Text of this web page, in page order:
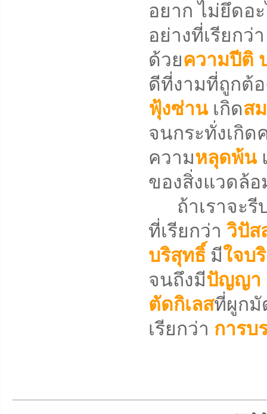
อยาก ไม่ยึดอ
อย่างที่เรียกว่
ด้วยความปีติ
ดีที่งามที่ถูกต้อ
ฟุ้งซ่านเกิดส
จนกระทั่งเกิด
ความหลุดพ้น
ของสิ่งแวดล้อ
ถ้าเราจะรี
ที่เรียกว่า วิปัส
บริสุทธิ์มีใจบ
จนถึงมีปัญญา
ตัดกิเลสที่ผูกมั
เรียกว่า การบ